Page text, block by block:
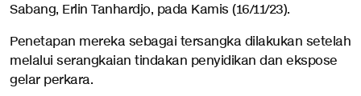
Sabang, Erlin Tanhardjo, pada Kamis (16/11/23).
Penetapan mereka sebagai tersangka dilakukan setelah
melalui serangkaian tindakan penyidikan dan ekspose
gelar perkara.